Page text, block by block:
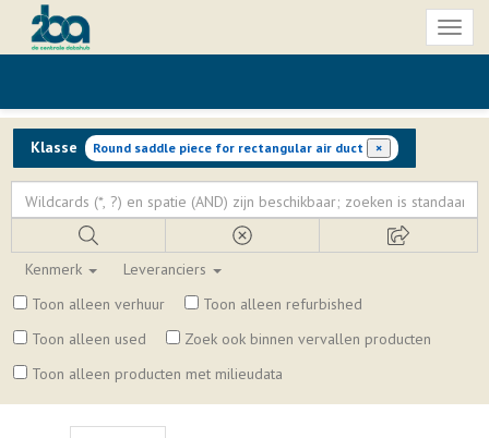
Klasse Round saddle piece for rectangular air duct ×
Kenmerk
Leveranciers
Toon alleen verhuur
Toon alleen refurbished
Toon alleen used
Zoek ook binnen vervallen producten
Toon alleen producten met milieudata